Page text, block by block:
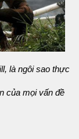
là ngôi sao thực
của mọi vấn đề